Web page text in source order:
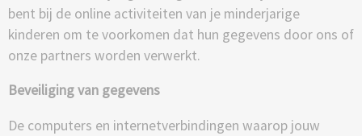
bent bij de online activiteiten van je minderjarige
kinderen om te voorkomen dat hun gegevens door ons of
onze partners worden verwerkt.
Beveiliging van gegevens
De computers en internetverbindingen waarop jouw